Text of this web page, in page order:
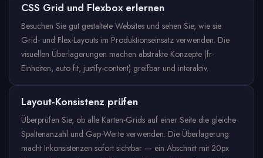
CSS Grid und Flexbox erlernen
Besuchen Sie gut gestaltete Websites und sehen Sie, wie sie
Grid- und Flex-Layouts im Produktionseinsatz verwenden. Die
visuellen Überlagerungen machen abstrakte Konzepte (fr-
Einheiten, auto-fit, justify-content) greifbar und interaktiv.
Layout-Konsistenz prüfen
Überprüfen Sie, ob alle Karten-Grids auf einer Seite die gleiche
Spaltenanzahl und Gap-Werte verwenden. Die Überlagerung
macht Inkonsistenzen sofort sichtbar — ein Abschnitt mit 20px